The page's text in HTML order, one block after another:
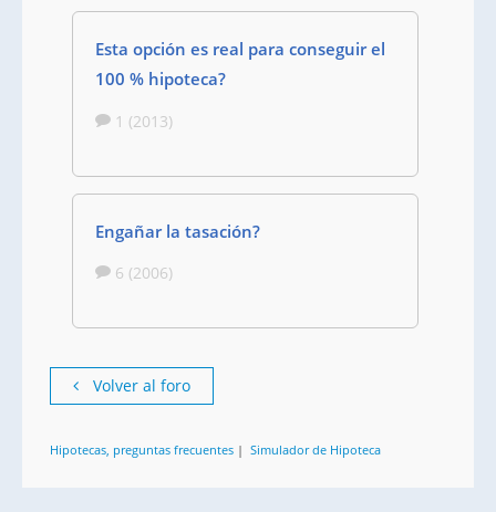
Esta opción es real para conseguir el
100 % hipoteca?
1 (2013)
Engañar la tasación?
6 (2006)
Volver al foro
Hipotecas, preguntas frecuentes | Simulador de Hipoteca